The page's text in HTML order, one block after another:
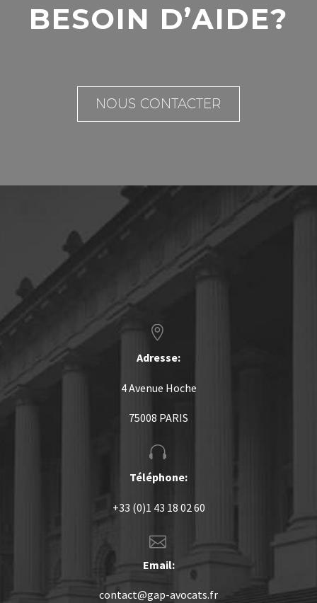
BESOIN D’AIDE?
NOUS CONTACTER


Adresse:
4 Avenue Hoche
75008 PARIS


Téléphone:
+33 (0)1 43 18 02 60


Email:
contact@gap-avocats.fr